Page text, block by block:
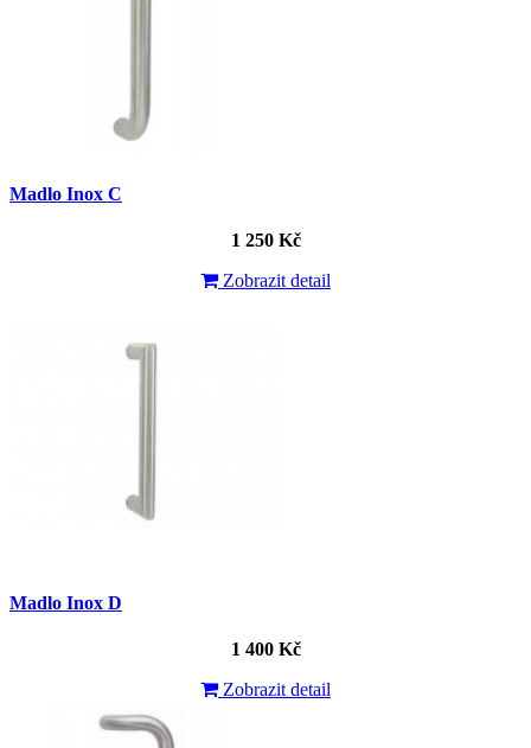
Madlo Inox C
1 250 Kč
Zobrazit detail
Madlo Inox D
1 400 Kč
Zobrazit detail